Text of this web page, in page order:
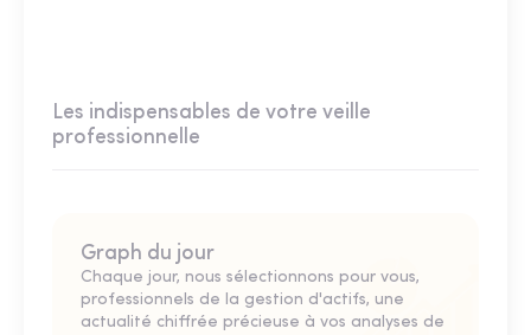
Les indispensables de votre veille
professionnelle
Graph du jour
Chaque jour, nous sélectionnons pour vous,
professionnels de la gestion d'actifs, une
actualité chiffrée précieuse à vos analyses de